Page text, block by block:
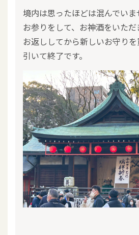
境内は思ったほどは混んでいま
お参りをして、お神酒をいた
お返ししてから新しいお守り
引いて終了です。